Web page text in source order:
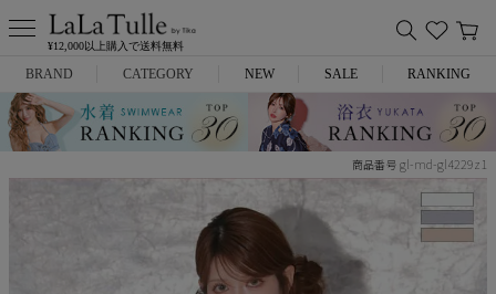
¥12,000以上購入で送料無料
BRAND
Anella
CATEGORY
ミニドレス
NEW SALE RANKING
商品番号 gl-md-gl4229z1